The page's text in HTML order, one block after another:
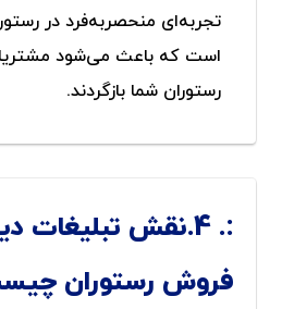
تجربه‌ای منحصربه‌فرد در
است که باعث می‌شود
رستوران شما بازگردند.
4.نقش تبلیغات
فروش رستوران